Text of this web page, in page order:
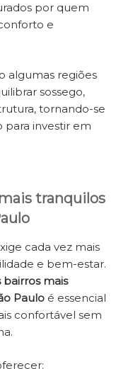
por quem
e
algumas regiões
sossego,
tornando-se
para investir em
tranquilos
cada vez mais
e bem-estar.
bairros mais
Paulo é essencial
confortável sem